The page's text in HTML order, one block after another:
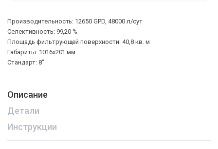
Производительность: 12650 GPD, 48000 л/сут
Селективность: 99,20 %
Площадь фильтрующей поверхности: 40,8 кв. м
Габариты: 1016х201 мм
Стандарт: 8″
Описание
Детали
Инструкции